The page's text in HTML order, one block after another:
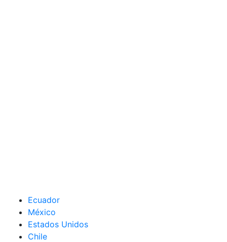
Ecuador
México
Estados Unidos
Chile